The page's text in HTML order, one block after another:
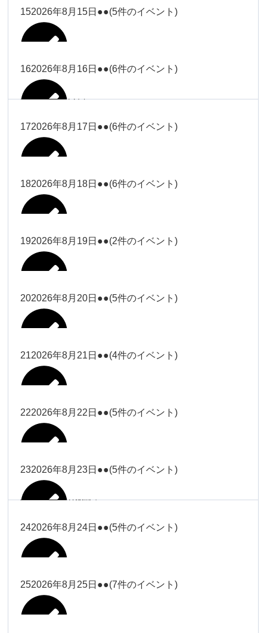
院長
Close Close
2026年8月1日
関谷（17-19時）
院長
Close Close
2026年8月2日
関谷（17-
19時）
関谷（17-19時）
院長
Close Close
2026年8月3日
2026年8月4日
院長
院長
2026年8月7日
関谷（17-
Close
関谷（17-19時）
2026年8月7日
Close
武井
2026年8月8日
関谷（17-
Close
関谷（17-19時）
2026年8月8日
院長
院長
大西
大西
小林
Close
2026年8月9日
ー18時）
Close Close
2026年8月9日
19時）
Close Close
2026年8月9日
松本（9時ー18時）
2026年8月10日
Close
武井
2026年8月10日
関谷（17-
Close
関谷（17-19時）
2026年8月10日
院長
院長
小林
Close Close
小林
2026年8月11日
時ー19
時）
松本（17時ー19時）
武井
Close
2026年8月11日
Close Close
院長
2026年8月11日
松本
Close Close
松本
2026年8月12日
塩川
Close Close
大西
2026年8月13日
武井
武井
関谷（17-
19時）
関谷（17-19時）
院長
Close Close
塩川
塩川
松本（9時
ー18時）
Close Close
松本（9時ー18時）
2026年8月14日
Close
武井
2026年8月14日
関谷（17-
Close
関谷（17-19時）
2026年8月14日
152026年8月15日 ●●(5件のイベント)
冨田（9時
Close Close
冨田（9時ー18時）
2026年8月15日
小林
Close Close
2026年8月15日
Close
武井
2026年8月15日
関谷（17-
Close
関谷（17-19時）
162026年8月16日 ●●(6件のイベント)
大西
大西
Close Close
小林
2026年8月16日
武井(9時ー
Close
武井(9時ー18時)
2026年8月16日
無題のイベ
172026年8月17日 ●●(6件のイベント)
塩川
塩川
大西
Close Close
大西
2026年8月17日
小林
小林
182026年8月18日 ●●(6件のイベント)
冨田（17
時）
Close Close
2026年8月18日
大西（9時
ー18時）
Close Close
大西（9時ー18時）
2026年8月18日
小林
192026年8月19日 ●●(2件のイベント)
冨田
冨田
塩川
Close Close
塩川
2026年8月19日
202026年8月20日 ●●(5件のイベント)
冨田
冨田
Close Close
塩川
2026年8月20日
212026年8月21日 ●●(4件のイベント)
塩川
塩川
松本（9時
ー18時）
Close Close
222026年8月22日 ●●(5件のイベント)
冨田（9時
Close Close
冨田（9時ー18時）
2026年8月22日
232026年8月23日 ●●(5件のイベント)
小林
小林
242026年8月24日 ●●(5件のイベント)
大西
252026年8月25日 ●●(7件のイベント)